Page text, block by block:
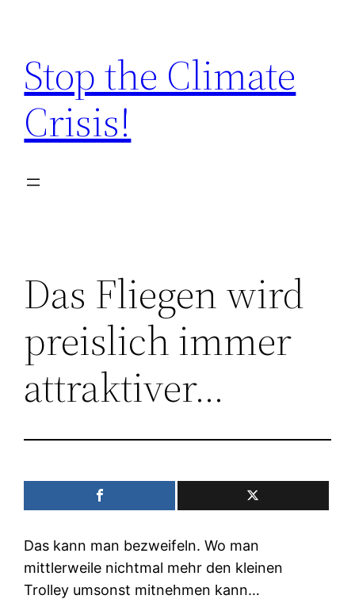
springen
Stop the Climate
Crisis!
Das Fliegen wird
preislich immer
attraktiver…
Das kann man bezweifeln. Wo man
mittlerweile nichtmal mehr den kleinen
Trolley umsonst mitnehmen kann…